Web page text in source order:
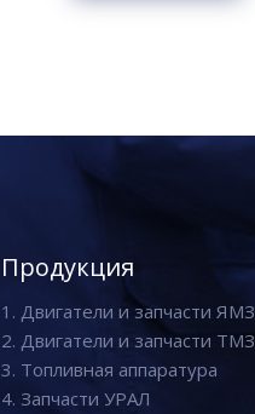
Продукция
1. Двигатели и запчасти ЯМЗ
2. Двигатели и запчасти ТМЗ
3. Топливная аппаратура
4. Запчасти УРАЛ